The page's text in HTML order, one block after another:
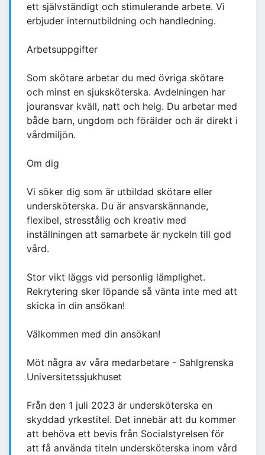
ett självständigt och stimulerande arbete. Vi
erbjuder internutbildning och handledning.
Arbetsuppgifter
Som skötare arbetar du med övriga skötare
och minst en sjuksköterska. Avdelningen har
jouransvar kväll, natt och helg. Du arbetar med
både barn, ungdom och förälder och är direkt i
vårdmiljön.
Om dig
Vi söker dig som är utbildad skötare eller
undersköterska. Du är ansvarskännande,
flexibel, stresstålig och kreativ med
inställningen att samarbete är nyckeln till god
vård.
Stor vikt läggs vid personlig lämplighet.
Rekrytering sker löpande så vänta inte med att
skicka in din ansökan!
Välkommen med din ansökan!
Möt några av våra medarbetare - Sahlgrenska
Universitetssjukhuset
Från den 1 juli 2023 är undersköterska en
skyddad yrkestitel. Det innebär att du kommer
att behöva ett bevis från Socialstyrelsen för
att få använda titeln undersköterska inom vård